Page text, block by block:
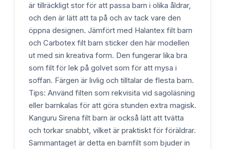
är tillräckligt stor för att passa barn i olika åldrar,
och den är lätt att ta på och av tack vare den
öppna designen. Jämfört med Halantex filt barn
och Carbotex filt barn sticker den här modellen
ut med sin kreativa form. Den fungerar lika bra
som filt för lek på golvet som för att mysa i
soffan. Färgen är livlig och tilltalar de flesta barn.
Tips: Använd filten som rekvisita vid sagoläsning
eller barnkalas för att göra stunden extra magisk.
Kanguru Sirena filt barn är också lätt att tvätta
och torkar snabbt, vilket är praktiskt för föräldrar.
Sammantaget är detta en barnfilt som bjuder in